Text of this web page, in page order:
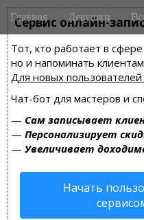
Сервис онлайн-
Тот, кто работает в
но и напоминать
Для новых пользователей
Чат-бот для мастеров и
— Сам записывает
— Персонализирует
— Увеличивает
Начать
M
a
n
m
e
n
u
i
Главная Девушки